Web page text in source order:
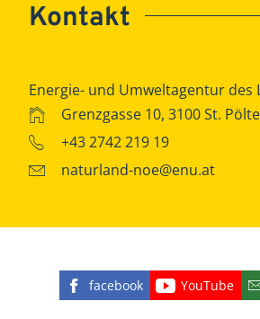
Kontakt
Energie- und Umweltagentur des
Grenzgasse 10, 3100 St.
+43 2742 219 19
naturland-noe@enu.at
Finden Sie die eNu
facebook Besuchen
YouTube